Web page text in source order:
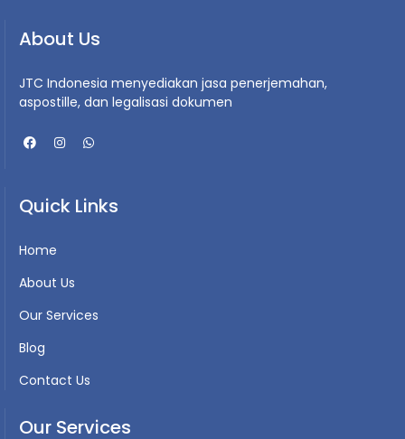
About Us
JTC Indonesia menyediakan jasa penerjemahan,
aspostille, dan legalisasi dokumen
Quick Links
Home
About Us
Our Services
Blog
Contact Us
Our Services